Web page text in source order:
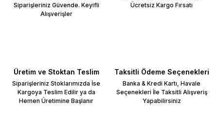
Siparişleriniz Güvende. Keyifli
Alışverişler
Ücretsiz Kargo Fırsatı
Üretim ve Stoktan Teslim
Siparişleriniz Stoklarımızda İse
Kargoya Teslim Edilir ya da
Hemen Üretimine Başlanır
Taksitli Ödeme Seçenekleri
Banka & Kredi Kartı, Havale
Seçenekleri İle Taksitli Alışveriş
Yapabilirsiniz